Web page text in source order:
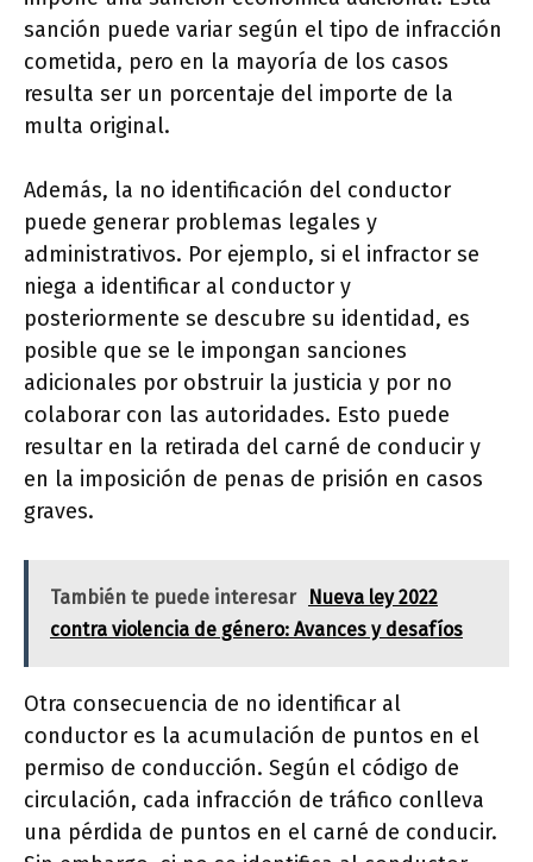
sanción puede variar según el tipo de infracción
cometida, pero en la mayoría de los casos
resulta ser un porcentaje del importe de la
multa original.
Además, la no identificación del conductor
puede generar problemas legales y
administrativos. Por ejemplo, si el infractor se
niega a identificar al conductor y
posteriormente se descubre su identidad, es
posible que se le impongan sanciones
adicionales por obstruir la justicia y por no
colaborar con las autoridades. Esto puede
resultar en la retirada del carné de conducir y
en la imposición de penas de prisión en casos
graves.
También te puede interesar
Nueva ley 2022
contra violencia de género: Avances y desafíos
Otra consecuencia de no identificar al
conductor es la acumulación de puntos en el
permiso de conducción. Según el código de
circulación, cada infracción de tráfico conlleva
una pérdida de puntos en el carné de conducir.